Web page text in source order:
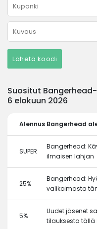
Lähetä koodi
Suositut
6 elokuun 2026
Alennus Bangerhead
SUPER
Bangerhead:
ilmaisen lahjan
25%
Bangerhead:
valikoimasta
5%
Uudet jäsenet
tilauksesta tällä